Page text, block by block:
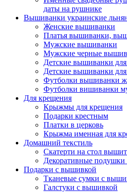
даты на рушнике
Вышиванки украинские
Женские вышиванки
Платья вышиванки,
Мужские вышиванки
Мужские черные
Детские вышиванки для
Детские вышиванки для
Футболки вышиванки
Футболки вишиванки
Для крещения
Крыжмы для крещения
Подарки крестным
Платки в церковь
Крыжма именная для
Домашний текстиль
Скатерти на стол
Декоративные подушки
Подарки с вышивкой
Тканевые сумки с
Галстуки с вышивкой